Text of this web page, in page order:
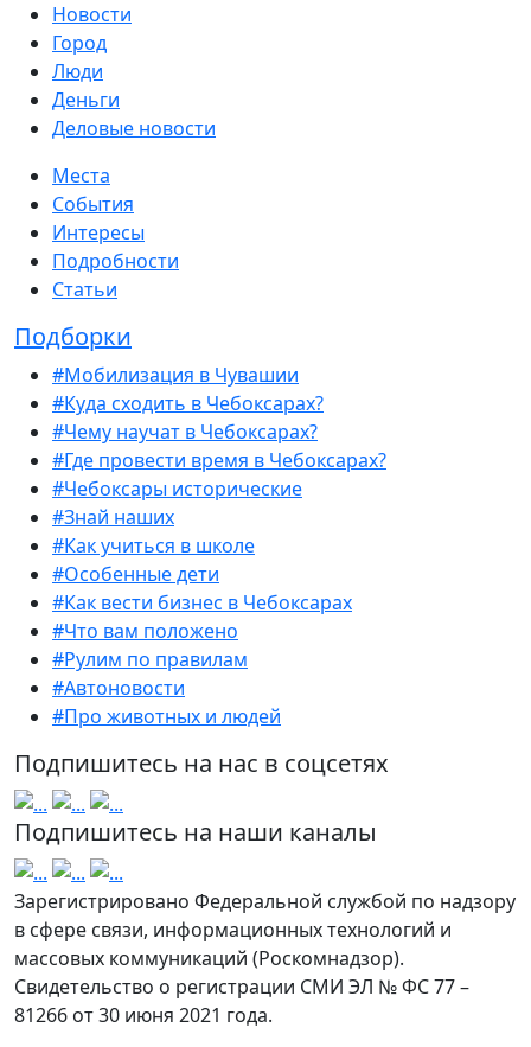
Новости
Город
Люди
Деньги
Деловые новости
Места
События
Интересы
Подробности
Статьи
Подборки
#Мобилизация в Чувашии
#Куда сходить в Чебоксарах?
#Чему научат в Чебоксарах?
#Где провести время в Чебоксарах?
#Чебоксары исторические
#Знай наших
#Как учиться в школе
#Особенные дети
#Как вести бизнес в Чебоксарах
#Что вам положено
#Рулим по правилам
#Автоновости
#Про животных и людей
Подпишитесь на нас в соцсетях
Подпишитесь на наши каналы
Зарегистрировано Федеральной службой по надзору
в сфере связи, информационных технологий и
массовых коммуникаций (Роскомнадзор).
Свидетельство о регистрации СМИ ЭЛ № ФС 77 –
81266 от 30 июня 2021 года.